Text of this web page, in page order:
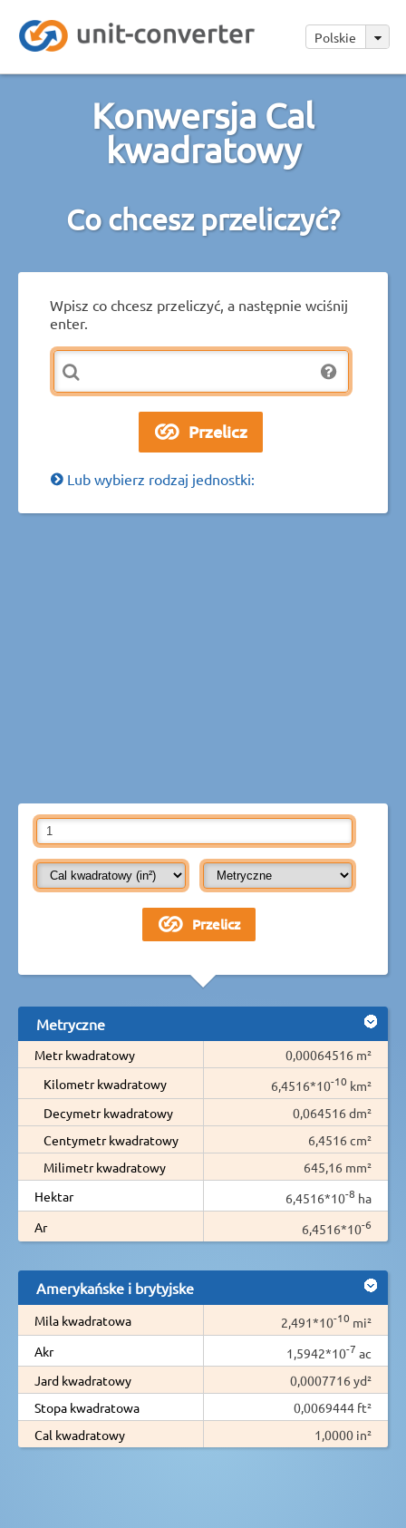
Polskie
Konwersja Cal
kwadratowy
Co chcesz przeliczyć?
Wpisz co chcesz przeliczyć, a następnie wciśnij
enter.
Lub wybierz rodzaj jednostki:
Metryczne
Metr kwadratowy
0,00064516 m²
Kilometr kwadratowy
6,4516*10-10 km²
Decymetr kwadratowy
0,064516 dm²
Centymetr kwadratowy
6,4516 cm²
Milimetr kwadratowy
645,16 mm²
Hektar
6,4516*10-8 ha
Ar
6,4516*10-6
Amerykańske i brytyjske
Mila kwadratowa 2,491*10-10 mi²
Akr
1,5942*10-7 ac
Jard kwadratowy
0,0007716 yd²
Stopa kwadratowa
0,0069444 ft²
Cal kwadratowy
1,0000 in²